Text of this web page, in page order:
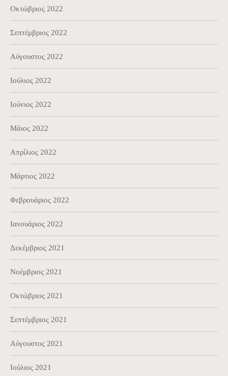
Οκτώβριος 2022
Σεπτέμβριος 2022
Αύγουστος 2022
Ιούλιος 2022
Ιούνιος 2022
Μάιος 2022
Απρίλιος 2022
Μάρτιος 2022
Φεβρουάριος 2022
Ιανουάριος 2022
Δεκέμβριος 2021
Νοέμβριος 2021
Οκτώβριος 2021
Σεπτέμβριος 2021
Αύγουστος 2021
Ιούλιος 2021